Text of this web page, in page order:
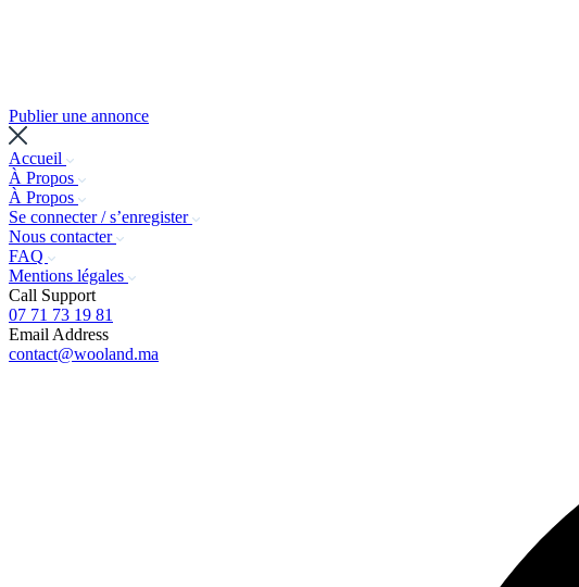
Publier une annonce
Accueil
À Propos
À Propos
Se connecter / s’enregister
Nous contacter
FAQ
Mentions légales
Call Support
07 71 73 19 81
Email Address
contact@wooland.ma